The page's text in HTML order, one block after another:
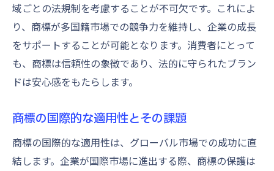
域ごとの法規制を考慮することが不可欠です。これによ
り、商標が多国籍市場での競争力を維持し、企業の成長
をサポートすることが可能となります。消費者にとって
も、商標は信頼性の象徴であり、法的に守られたブラン
ドは安心感をもたらします。
商標の国際的な適用性とその課題
商標の国際的な適用性は、グローバル市場での成功に直
結します。企業が国際市場に進出する際、商標の保護は